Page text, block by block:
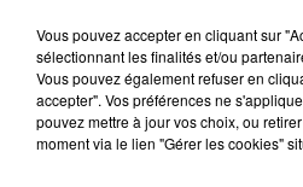
VENEZ FÊTER CE WEEK-
Vous pouvez accepter en cliquant sur
sélectionnant les finalités et/ou
Vous pouvez également refuser en
accepter". Vos préférences ne
pouvez mettre à jour vos choix, ou
moment via le lien "Gérer les cookies"